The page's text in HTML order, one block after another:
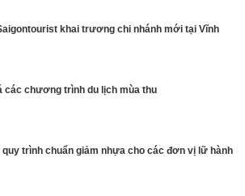
khai trương chi nhánh mới tại Vĩnh
các chương trình du lịch mùa thu
trình chuẩn giảm nhựa cho các đơn vị lữ hành